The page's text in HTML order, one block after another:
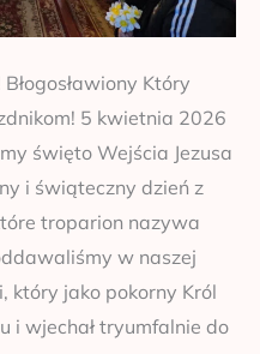
Który
5 kwietnia 2026
święto Wejścia Jezusa
i świąteczny dzień z
troparion nazywa
w naszej
który jako pokorny Król
i wjechał tryumfalnie do